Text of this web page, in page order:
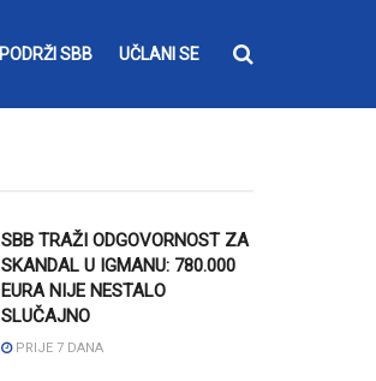
PODRŽI SBB UČLANI SE
SBB TRAŽI ODGOVORNOST ZA
SKANDAL U IGMANU: 780.000
EURA NIJE NESTALO
SLUČAJNO
PRIJE 7 DANA